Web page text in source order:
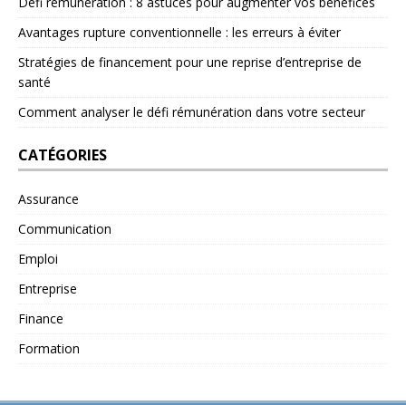
Avantages rupture conventionnelle : les erreurs à éviter
Stratégies de financement pour une reprise d’entreprise de
santé
Comment analyser le défi rémunération dans votre secteur
CATÉGORIES
Assurance
Communication
Emploi
Entreprise
Finance
Formation